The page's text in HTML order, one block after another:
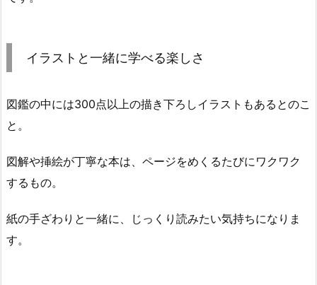
イラストと一緒に学べる楽しさ
図鑑の中には300点以上の描き下ろしイラストもあるとのこ
と。
図解や挿絵が丁寧な本は、ページをめくるたびにワクワク
するもの。
紙の手ざわりと一緒に、じっくり読みたい気持ちになりま
す。